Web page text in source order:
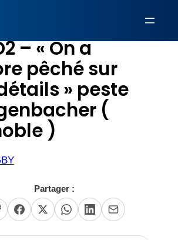
– « On a
pêché sur
» peste
(
)
Partager :